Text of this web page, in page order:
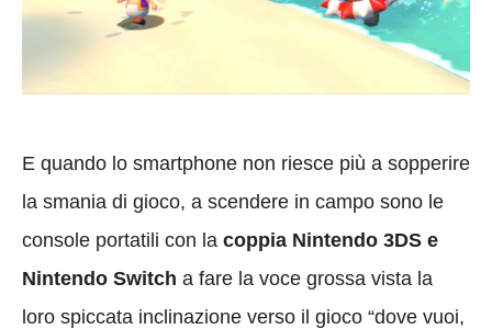
E quando lo smartphone non riesce più a sopperire
la smania di gioco, a scendere in campo sono le
console portatili con la coppia Nintendo 3DS e
Nintendo Switch a fare la voce grossa vista la
loro spiccata inclinazione verso il gioco “dove vuoi,